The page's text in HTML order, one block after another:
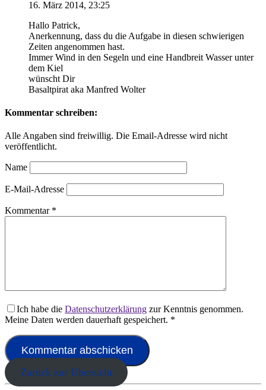
16. März 2014, 23:25
Hallo Patrick,
Anerkennung, dass du die Aufgabe in diesen schwierigen
Zeiten angenommen hast.
Immer Wind in den Segeln und eine Handbreit Wasser unter
dem Kiel
wünscht Dir
Basaltpirat aka Manfred Wolter
Kommentar schreiben:
Alle Angaben sind freiwillig. Die Email-Adresse wird nicht
veröffentlicht.
Name
E-Mail-Adresse
Kommentar *
Ich habe die Datenschutzerklärung zur Kenntnis genommen.
Meine Daten werden dauerhaft gespeichert. *
Zurück zur Übersicht